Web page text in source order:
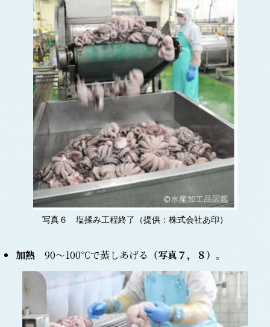
写真６ 塩揉み工程終了（提供：株式会社あ印）
加熱 90～100℃で蒸しあげる （写真７，８） 。